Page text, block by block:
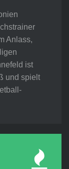
Anlass,
ist
und spielt